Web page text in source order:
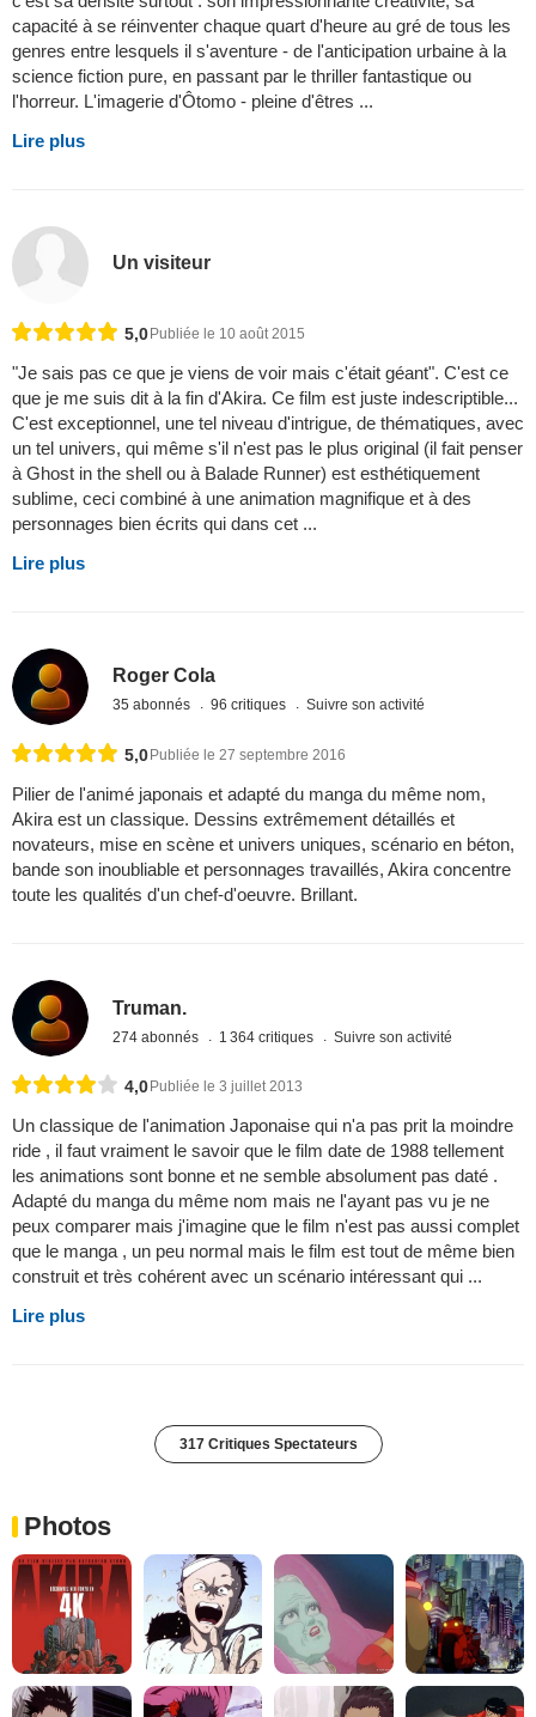
capacité à se réinventer chaque quart d'heure au gré de tous les
genres entre lesquels il s'aventure - de l'anticipation urbaine à la
science fiction pure, en passant par le thriller fantastique ou
l'horreur. L'imagerie d'Ôtomo - pleine d'êtres ...
Lire plus
Un visiteur
5,0Publiée le 10 août 2015
"Je sais pas ce que je viens de voir mais c'était géant". C'est ce
que je me suis dit à la fin d'Akira. Ce film est juste indescriptible...
C'est exceptionnel, une tel niveau d'intrigue, de thématiques, avec
un tel univers, qui même s'il n'est pas le plus original (il fait penser
à Ghost in the shell ou à Balade Runner) est esthétiquement
sublime, ceci combiné à une animation magnifique et à des
personnages bien écrits qui dans cet ...
Lire plus
Roger Cola
35 abonnés 96 critiques Suivre son activité
5,0 Publiée le 27 septembre 2016
Pilier de l'animé japonais et adapté du manga du même nom,
Akira est un classique. Dessins extrêmement détaillés et
novateurs, mise en scène et univers uniques, scénario en béton,
bande son inoubliable et personnages travaillés, Akira concentre
toute les qualités d'un chef-d'oeuvre. Brillant.
Truman.
274 abonnés 1 364 critiques Suivre son activité
4,0 Publiée le 3 juillet 2013
Un classique de l'animation Japonaise qui n'a pas prit la moindre
ride , il faut vraiment le savoir que le film date de 1988 tellement
les animations sont bonne et ne semble absolument pas daté .
Adapté du manga du même nom mais ne l'ayant pas vu je ne
peux comparer mais j'imagine que le film n'est pas aussi complet
que le manga , un peu normal mais le film est tout de même bien
construit et très cohérent avec un scénario intéressant qui ...
Lire plus
317 Critiques Spectateurs
Photos